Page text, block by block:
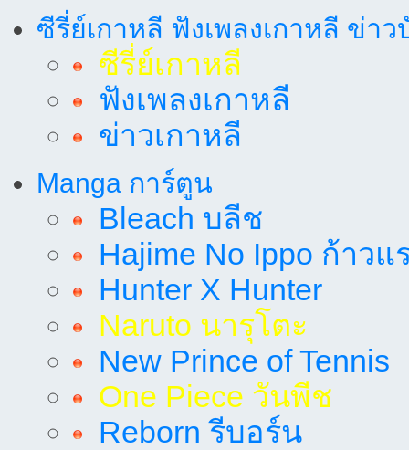
ซีรี่ย์เกาหลี ฟังเพลงเกาหลี ข่าว
ซีรี่ย์เกาหลี
ฟังเพลงเกาหลี
ข่าวเกาหลี
Manga การ์ตูน
Bleach บลีช
Hajime No Ippo ก้าวแ
Hunter X Hunter
Naruto นารุโตะ
New Prince of Tennis
One Piece วันพีช
Reborn รีบอร์น